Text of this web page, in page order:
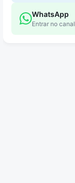
WhatsApp
Entrar no canal